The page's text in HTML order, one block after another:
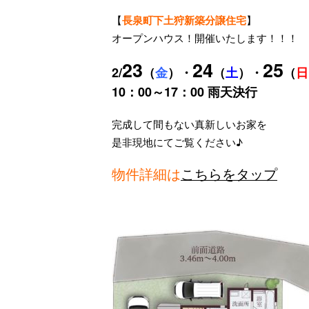
【長泉町下土狩新築分譲住宅】
オープンハウス！開催いたします！！！
2/23 （金）・ 24 （土）・ 25 （日
10：00～17：00 雨天決行
完成して間もない真新しいお家を
是非現地にてご覧ください♪
物件詳細はこちらをタップ